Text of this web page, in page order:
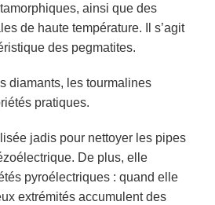
ainsi que des
de haute température. Il s’agit
des pegmatites.
diamants, les tourmalines
pratiques.
jadis pour nettoyer les pipes
De plus, elle
pyroélectriques : quand elle
extrémités accumulent des